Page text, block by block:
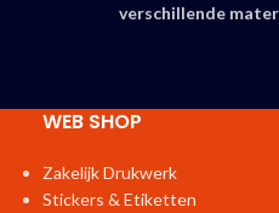
verschillende
Promotie per
WEB SHOP
Zakelijk Drukwerk
Stickers & Etiketten